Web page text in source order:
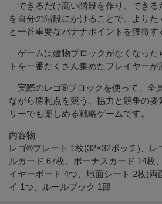
できるだけ高い階段を作り、できる
を自分の階段にかけることで、よりた
と一番重要なバナナポイントを獲得す
ゲームは建物ブロックがなくなった
トを一番たくさん集めたプレイヤーが
実際のレゴ®ブロックを使って、全
ながら勝利点を競う、協力と競争の要
リーでも楽しめる戦略ゲームです。
内容物
レゴ®プレート 1枚(32×32ポッチ)、レ
ルカード 67枚、ボーナスカード 14枚
イヤーボード 4つ、地面シート 2枚(両
イ 1つ、ルールブック 1部